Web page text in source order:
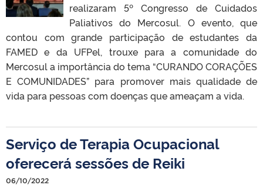
realizaram 5º Congresso de Cuidados
Paliativos do Mercosul. O evento, que
contou com grande participação de estudantes da
FAMED e da UFPel, trouxe para a comunidade do
Mercosul a importância do tema “CURANDO CORAÇÕES
E COMUNIDADES” para promover mais qualidade de
vida para pessoas com doenças que ameaçam a vida.
Serviço de Terapia Ocupacional
oferecerá sessões de Reiki
06/10/2022